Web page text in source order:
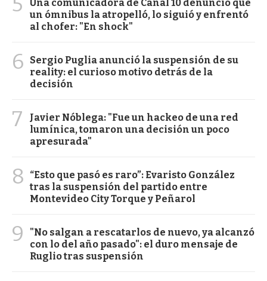
Una comunicadora de Canal 10 denunció que
un ómnibus la atropelló, lo siguió y enfrentó
al chofer: "En shock"
6
Sergio Puglia anunció la suspensión de su
reality: el curioso motivo detrás de la
decisión
7
Javier Nóblega: "Fue un hackeo de una red
lumínica, tomaron una decisión un poco
apresurada"
8
“Esto que pasó es raro”: Evaristo González
tras la suspensión del partido entre
Montevideo City Torque y Peñarol
9
"No salgan a rescatarlos de nuevo, ya alcanzó
con lo del año pasado": el duro mensaje de
Ruglio tras suspensión